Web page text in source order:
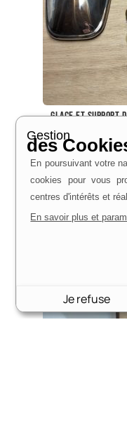
Glace et support
Gestion
des
En poursuivant votre
cookies pour vous
centres d'intérêts et
En savoir plus et
Je refuse